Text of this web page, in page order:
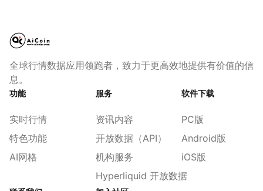
全球行情数据应用领跑者，致力于更高效地提供有价值的信
息。
功能
实时行情
特色功能
AI网格
服务
资讯内容
开放数据（API）
机构服务
Hyperliquid 开放数据
软件下载
PC版
Android版
iOS版